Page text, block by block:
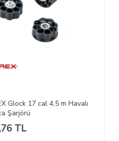
500 Gr 1 Bb Olta
TL